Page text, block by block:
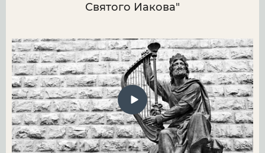
Святого Иакова"